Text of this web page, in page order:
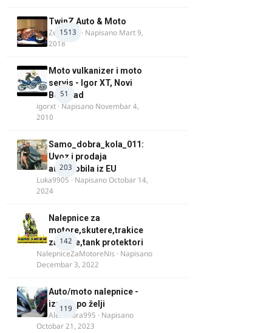
1513
TwinZ Auto & Moto
Zeljkamp · Napisano Mart 9,
2018
51
Moto vulkanizer i moto
servis - Igor XT, Novi
Beograd
igorxt · Napisano Novembar 4,
2010
203
Samo_dobra_kola_011:
Uvoz i prodaja
automobila iz EU
Luka9905 · NapisanoOctobar 14,
2024
142
Nalepnice za
motore,skutere,trakice
za felne,tank protektori
NalepniceZaMotoreNis · Napisano
Decembar 3, 2022
119
Auto/moto nalepnice -
izrada po želji
Alexandra995 · Napisano
Octobar 21, 2023